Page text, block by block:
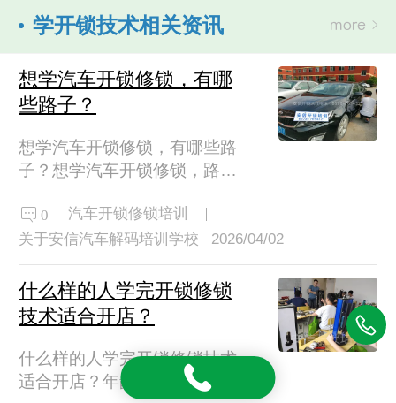
学开锁技术相关资讯
想学汽车开锁修锁，有哪
些路子？
想学汽车开锁修锁，有哪些路
子？想学汽车开锁修锁，路子
种专门的锁具培训学校，课程
很系统，从解码到配钥匙都
教。要是想实战快点，去大汽
修厂当学徒也行，跟着老师傅
天天上手练。还有些技术牛的
老师傅自己带徒弟，不过得擦
亮眼睛找对人，别被忽悠了。
一、去学校学还是当学徒，哪
0
汽车开锁修锁培训
关于安信汽车解码培训学校
2026/04/02
什么样的人学完开锁修锁
技术适合开店？
什么样的人学完开锁修锁技术
适合开店？年龄偏大的人学完